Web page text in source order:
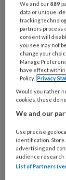
Wat
is
je
e-
* *
Kies
je
Kies
je
functie *
welke
werk
je?
Untitled
We and our889
data or unique
tracking
partners process
consent will
you see may not
change your
Manage
have effect within
Policy. Privacy
Would you rather
cookies, these do
We and our
Use precise
identification. Store
advertising and
audience research
List of Partners